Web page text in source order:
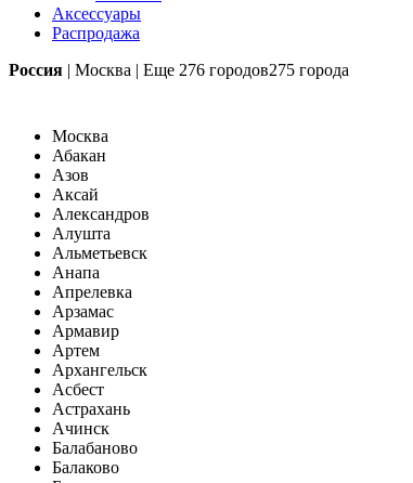
Аксессуары
Распродажа
Россия | Москва | Еще 276 городов275 города
Москва
Абакан
Азов
Аксай
Александров
Алушта
Альметьевск
Анапа
Апрелевка
Арзамас
Армавир
Артем
Архангельск
Асбест
Астрахань
Ачинск
Балабаново
Балаково